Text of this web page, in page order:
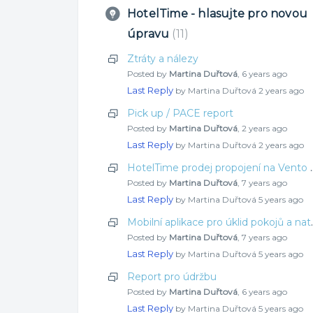
HotelTime - hlasujte pro novou
úpravu 11
Ztráty a nálezy
Posted by Martina Duřtová 6 years ago
Last Reply by Martina Duřtová 2 years ago
Pick up / PACE report
Posted by Martina Duřtová 2 years ago
Last Reply by Martina Duřtová 2 years ago
HotelTime
Posted by Martina Duřtová 7 years ago
Last Reply by Martina Duřtová 5 years ago
Mobilní
Posted by Martina Duřtová 7 years ago
Last Reply by Martina Duřtová 5 years ago
Report pro údržbu
Posted by Martina Duřtová 6 years ago
Last Reply by Martina Duřtová 5 years ago